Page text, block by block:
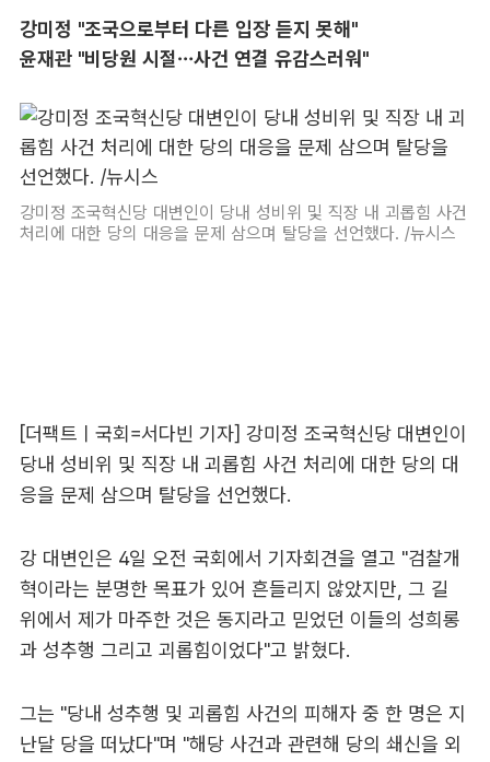
강미정 "조국으로부터 다른 입장 듣지 못해"
윤재관 "비당원 시절…사건 연결 유감스러워"
강미정 조국혁신당 대변인이 당내 성비위 및 직장 내 괴롭힘 사건
처리에 대한 당의 대응을 문제 삼으며 탈당을 선언했다. /뉴시스
[더팩트ㅣ국회=서다빈 기자] 강미정 조국혁신당 대변인이
당내 성비위 및 직장 내 괴롭힘 사건 처리에 대한 당의 대
응을 문제 삼으며 탈당을 선언했다.
강 대변인은 4일 오전 국회에서 기자회견을 열고 "검찰개
혁이라는 분명한 목표가 있어 흔들리지 않았지만, 그 길
위에서 제가 마주한 것은 동지라고 믿었던 이들의 성희롱
과 성추행 그리고 괴롭힘이었다"고 밝혔다.
그는 "당내 성추행 및 괴롭힘 사건의 피해자 중 한 명은 지
난달 당을 떠났다"며 "해당 사건과 관련해 당의 쇄신을 외